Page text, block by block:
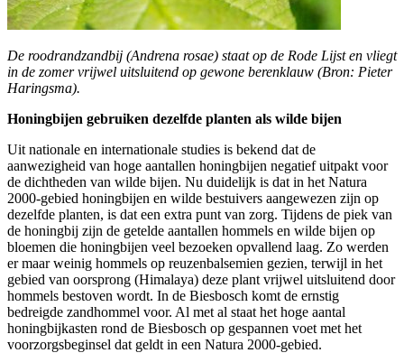
De roodrandzandbij (Andrena rosae) staat op de Rode Lijst en vliegt
in de zomer vrijwel uitsluitend op gewone berenklauw (Bron: Pieter
Haringsma).
Honingbijen gebruiken dezelfde planten als wilde bijen
Uit nationale en internationale studies is bekend dat de
aanwezigheid van hoge aantallen honingbijen negatief uitpakt voor
de dichtheden van wilde bijen. Nu duidelijk is dat in het Natura
2000-gebied honingbijen en wilde bestuivers aangewezen zijn op
dezelfde planten, is dat een extra punt van zorg. Tijdens de piek van
de honingbij zijn de getelde aantallen hommels en wilde bijen op
bloemen die honingbijen veel bezoeken opvallend laag. Zo werden
er maar weinig hommels op reuzenbalsemien gezien, terwijl in het
gebied van oorsprong (Himalaya) deze plant vrijwel uitsluitend door
hommels bestoven wordt. In de Biesbosch komt de ernstig
bedreigde zandhommel voor. Al met al staat het hoge aantal
honingbijkasten rond de Biesbosch op gespannen voet met het
voorzorgsbeginsel dat geldt in een Natura 2000-gebied.